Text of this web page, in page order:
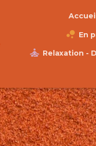
En
Relaxation -